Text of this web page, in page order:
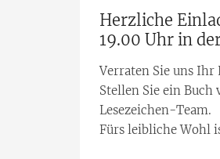
Herzliche
19.00 Uhr in
Verraten Sie uns Ihr
Stellen Sie ein Buch
Lesezeichen-Team.
Fürs leibliche Wohl